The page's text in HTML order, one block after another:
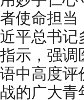
者使命担当
近平总书记
指示，强调
语中高度评
战的广大青